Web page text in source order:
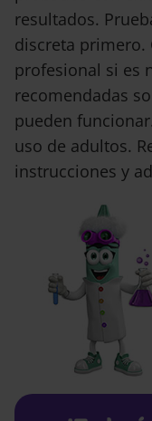
resultados.
discreta
profesional si es
recomendadas
pueden
uso de adultos.
instrucciones y